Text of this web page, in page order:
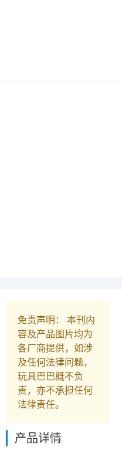
免责声明： 本刊内
容及产品图片均为
各厂商提供，如涉
及任何法律问题，
玩具巴巴概不负
责，亦不承担任何
法律责任。
产品详情